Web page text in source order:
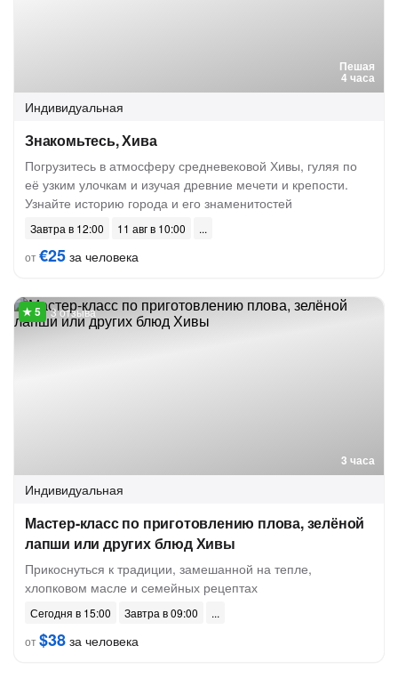
Пешая
4 часа
Индивидуальная
Знакомьтесь, Хива
Погрузитесь в атмосферу средневековой Хивы, гуляя по
её узким улочкам и изучая древние мечети и крепости.
Узнайте историю города и его знаменитостей
Завтра в 12:00
11 авг в 10:00
от€25 за человека
3 часа
3 отзыва
Индивидуальная
Мастер-класс по приготовлению плова, зелёной
лапши или других блюд Хивы
Прикоснуться к традиции, замешанной на тепле,
хлопковом масле и семейных рецептах
Сегодня в 15:00
Завтра в 09:00
от$38 за человека